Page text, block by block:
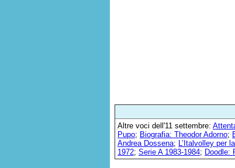
Altre voci dell'11 settembre:
Pupo; Biografia: Theodor Adorno;
Andrea Dossena; L’Italvolley per
1972; Serie A 1983-1984; Doodle: